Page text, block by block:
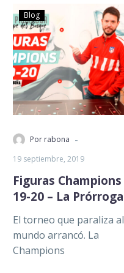
Blog
Por rabona -
19 septiembre, 2019
Figuras Champions
19-20 – La Prórroga
El torneo que paraliza al
mundo arrancó. La
Champions